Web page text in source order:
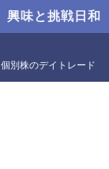
興味と挑戦日和
個別株のデイトレード